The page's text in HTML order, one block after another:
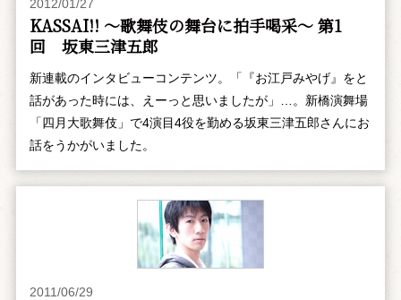
2012/01/27
KASSAI!! ～歌舞伎の舞台に拍手喝采～ 第1
回 坂東三津五郎
新連載のインタビューコンテンツ。「『お江戸みやげ』をと
話があった時には、えーっと思いましたが」…。新橋演舞場
「四月大歌舞伎」で4演目4役を勤める坂東三津五郎さんにお
話をうかがいました。
2011/06/29